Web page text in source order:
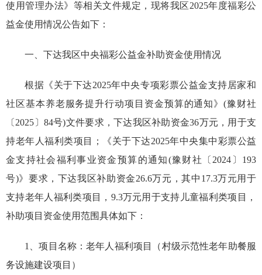
使用管理办法》等相关文件规定，现将我区2025年度福彩公
益金使用情况公告如下：
一、下达我区中央福彩公益金补助资金使用情况
根据 《关于下达2025年中央专项彩票公益金支持居家和
社区基本养老服务提升行动项目资金预算的通知》(豫财社
〔2025〕84号)文件要求，下达我区补助资金36万元，用于支
持老年人福利类项目；
《关于下达2025年中央集中彩票公益
金支持社会福利事业资金预算的通知(豫财社〔2024〕193
号)》要求，下达我区补助资金26.6万元，其中17.3万元用于
支持老年人福利类项目，9.3万元用于支持 儿童福利类项目，
补助项目资金使用范围具体如下：
1、项目名称：老年人福利项目（村级示范性老年助餐服
务设施建设项目）